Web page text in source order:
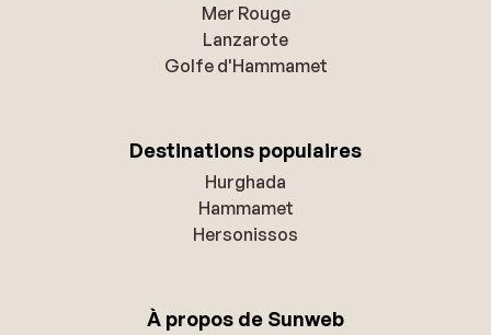
Mer Rouge
Lanzarote
Golfe d'Hammamet
Destinations populaires
Hurghada
Hammamet
Hersonissos
À propos de Sunweb